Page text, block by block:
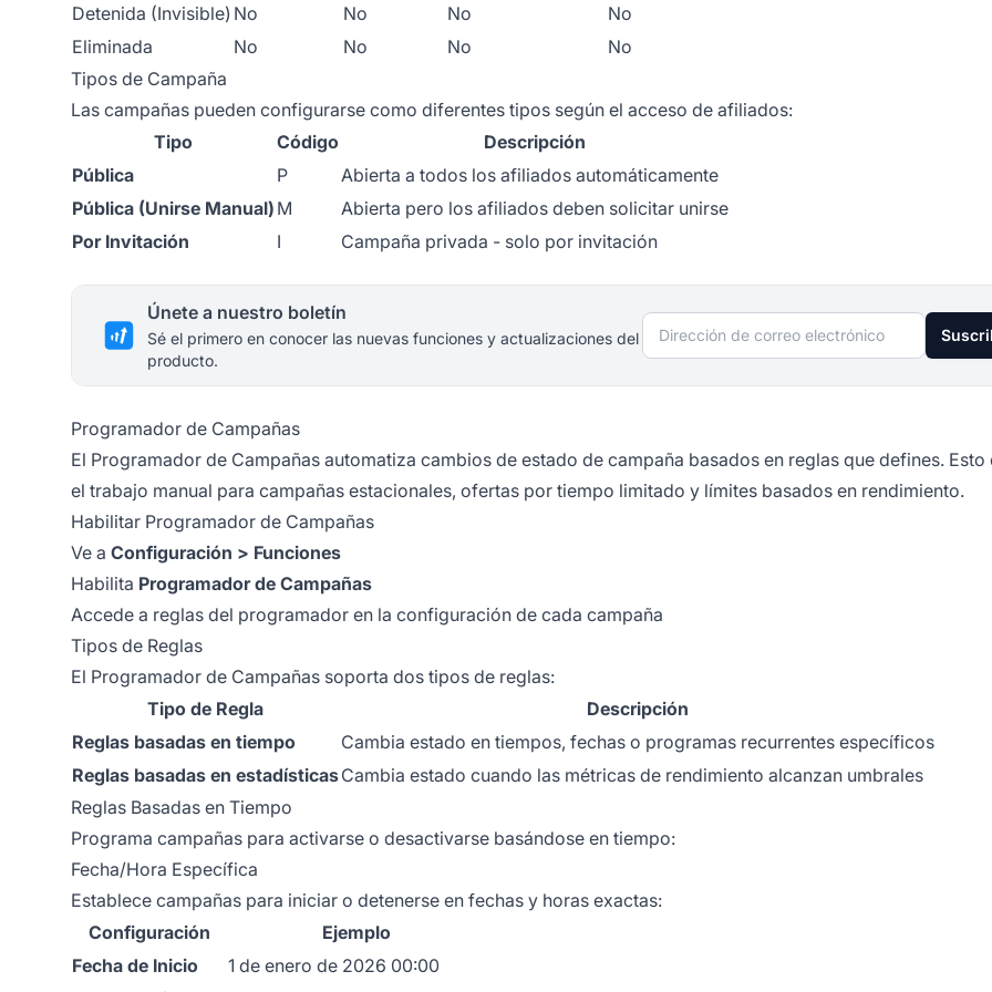
Detenida (Invisible) No No No
No
Eliminada
No No No
No
Tipos de Campaña
Las campañas pueden configurarse como diferentes tipos según el acceso de afiliados:
Tipo
Código
Descripción
Pública
P
Abierta a todos los afiliados automáticamente
Pública (Unirse Manual) M
Abierta pero los afiliados deben solicitar unirse
Por Invitación
I Campaña privada - solo por invitación
Únete a nuestro boletín
Sé el primero en conocer las nuevas funciones y actualizaciones del
producto.
Dirección de correo electrónico
Programador de Campañas
El Programador de Campañas automatiza cambios de estado de campaña basados en reglas que defines. Esto
el trabajo manual para campañas estacionales, ofertas por tiempo limitado y límites basados en rendimiento.
Habilitar Programador de Campañas
Ve a Configuración > Funciones
Habilita Programador de Campañas
Accede a reglas del programador en la configuración de cada campaña
Tipos de Reglas
El Programador de Campañas soporta dos tipos de reglas:
Tipo de Regla
Descripción
Reglas basadas en tiempo
Cambia estado en tiempos, fechas o programas recurrentes específicos
Reglas basadas en estadísticasCambia estado cuando las métricas de rendimiento alcanzan umbrales
Reglas Basadas en Tiempo
Programa campañas para activarse o desactivarse basándose en tiempo:
Fecha/Hora Específica
Establece campañas para iniciar o detenerse en fechas y horas exactas:
Configuración
Ejemplo
Fecha de Inicio
1 de enero de 2026 00:00